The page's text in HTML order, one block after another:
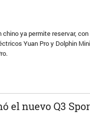
chino ya permite reservar,
Yuan Pro y Dolphin
el nuevo Q3